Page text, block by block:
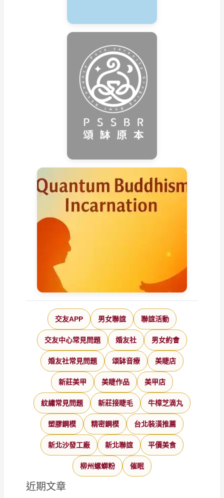
交友APP 男女聯誼 聯誼活動
交友中心常見問題 婚友社 男女約會
婚友社常見問題 頌缽音療 美睫店
新莊美甲 美睫作品 美甲店
紋繡常見問題 新莊接睫毛 牛樟芝滴丸
塑膠鋼模 精密鋼模 台北裝潢推薦
新北沙發工廠 新北聯誼 平價美食
柳州螺螄粉 催眠
近期文章